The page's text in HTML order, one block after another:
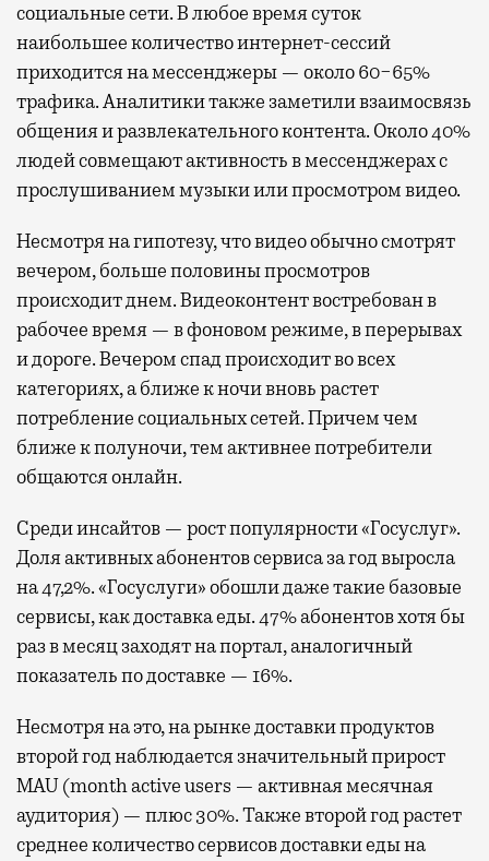
социальные сети. В любое время суток
наибольшее количество интернет-сессий
приходится на мессенджеры — около 60−65%
трафика. Аналитики также заметили взаимосвязь
общения и развлекательного контента. Около 40%
людей совмещают активность в мессенджерах с
прослушиванием музыки или просмотром видео.
Несмотря на гипотезу, что видео обычно смотрят
вечером, больше половины просмотров
происходит днем. Видеоконтент востребован в
рабочее время — в фоновом режиме, в перерывах
и дороге. Вечером спад происходит во всех
категориях, а ближе к ночи вновь растет
потребление социальных сетей. Причем чем
ближе к полуночи, тем активнее потребители
общаются онлайн.
Среди инсайтов — рост популярности «Госуслуг».
Доля активных абонентов сервиса за год выросла
на 47,2%. «Госуслуги» обошли даже такие базовые
сервисы, как доставка еды. 47% абонентов хотя бы
раз в месяц заходят на портал, аналогичный
показатель по доставке — 16%.
Несмотря на это, на рынке доставки продуктов
второй год наблюдается значительный прирост
MAU (month active users — активная месячная
аудитория) — плюс 30%. Также второй год растет
среднее количество сервисов доставки еды на